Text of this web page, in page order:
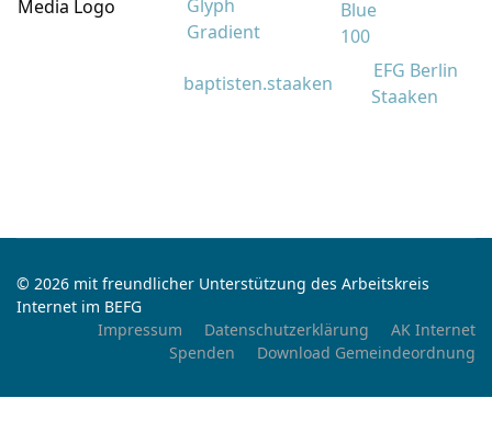
baptisten.staaken
EFG Berlin
Staaken
© 2026 mit freundlicher Unterstützung des Arbeitskreis
Internet im BEFG
Impressum
Datenschutzerklärung
AK Internet
Spenden
Download Gemeindeordnung